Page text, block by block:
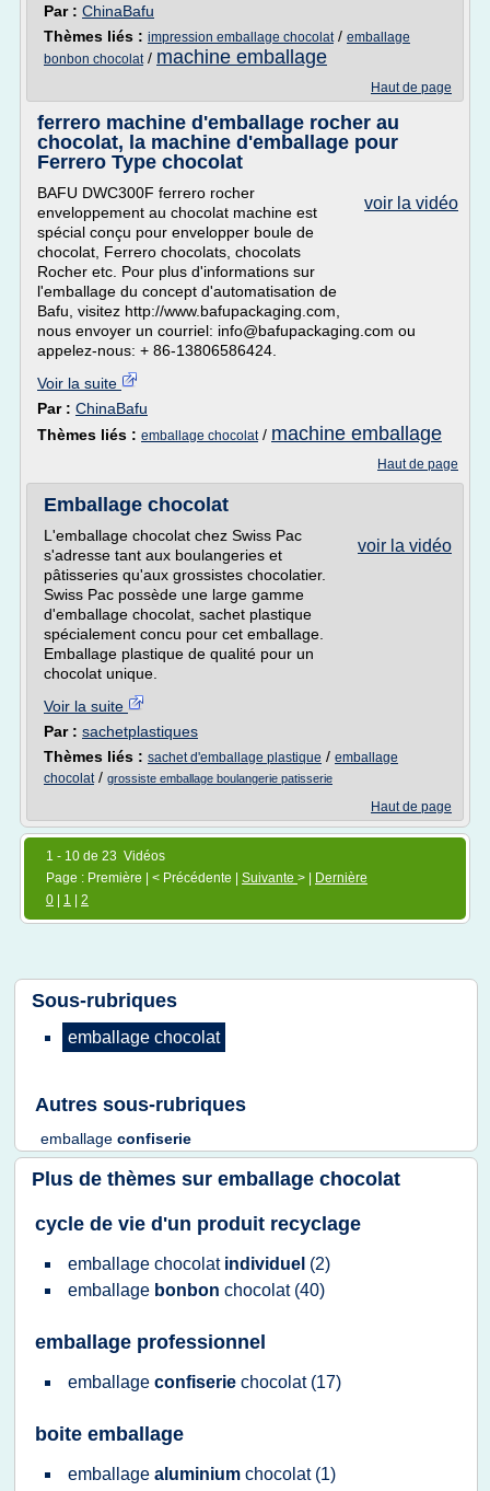
Par : ChinaBafu
Thèmes liés : impression emballage chocolat/ emballage
bonbon chocolat/ machine emballage
Haut de page
ferrero machine d'emballage rocher au
chocolat, la machine d'emballage pour
Ferrero Type chocolat
voir la vidéo
BAFU DWC300F ferrero rocher
enveloppement au chocolat machine est
spécial conçu pour envelopper boule de
chocolat, Ferrero chocolats, chocolats
Rocher etc. Pour plus d'informations sur
l'emballage du concept d'automatisation de
Bafu, visitez http://www.bafupackaging.com,
nous envoyer un courriel: info@bafupackaging.com ou
appelez-nous: + 86-13806586424.
Voir la suite
Par : ChinaBafu
Thèmes liés : emballage chocolat/ machine emballage
Haut de page
Emballage chocolat
voir la vidéo
L'emballage chocolat chez Swiss Pac
s'adresse tant aux boulangeries et
pâtisseries qu'aux grossistes chocolatier.
Swiss Pac possède une large gamme
d'emballage chocolat, sachet plastique
spécialement concu pour cet emballage.
Emballage plastique de qualité pour un
chocolat unique.
Voir la suite
Par : sachetplastiques
Thèmes liés : sachet d'emballage plastique / emballage
chocolat/ grossiste emballage boulangerie patisserie
Haut de page
1 - 10 de 23 Vidéos
Page : Première | < Précédente | Suivante > |
Dernière
0
1 2
Sous-rubriques
emballage chocolat
Autres sous-rubriques
emballage confiserie
Plus de thèmes sur emballage chocolat
cycle de vie d'un produit recyclage
emballage chocolat individuel (2)
emballage bonbon chocolat (40)
emballage professionnel
emballage confiserie chocolat (17)
boite emballage
emballage aluminium chocolat (1)